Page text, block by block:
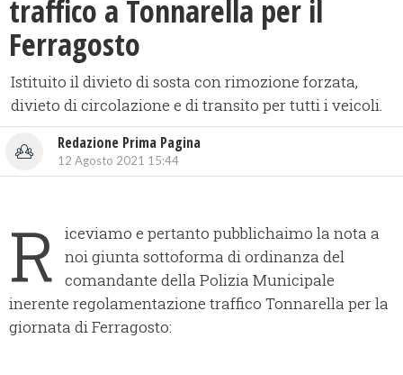
traffico a Tonnarella per il
Ferragosto
Istituito il divieto di sosta con rimozione forzata,
divieto di circolazione e di transito per tutti i veicoli.
Redazione Prima Pagina
12 Agosto 2021 15:44
R
iceviamo e pertanto pubblichaimo la nota a
noi giunta sottoforma di ordinanza del
comandante della Polizia Municipale
inerente regolamentazione traffico Tonnarella per la
giornata di Ferragosto: